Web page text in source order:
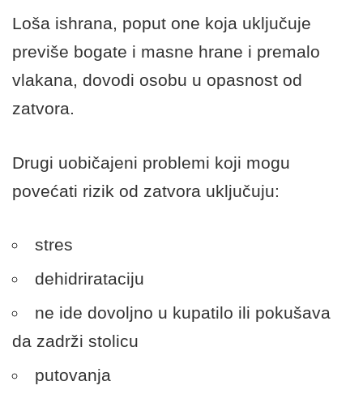
Loša ishrana, poput one koja uključuje
previše bogate i masne hrane i premalo
vlakana, dovodi osobu u opasnost od
zatvora.
Drugi uobičajeni problemi koji mogu
povećati rizik od zatvora uključuju:
stres
dehidrirataciju
ne ide dovoljno u kupatilo ili pokušava
da zadrži stolicu
putovanja